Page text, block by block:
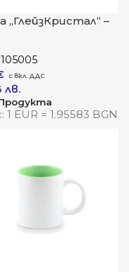
„ГлейзКристал“ –
със
105005
лв.
1 EUR = 1.95583 BGN